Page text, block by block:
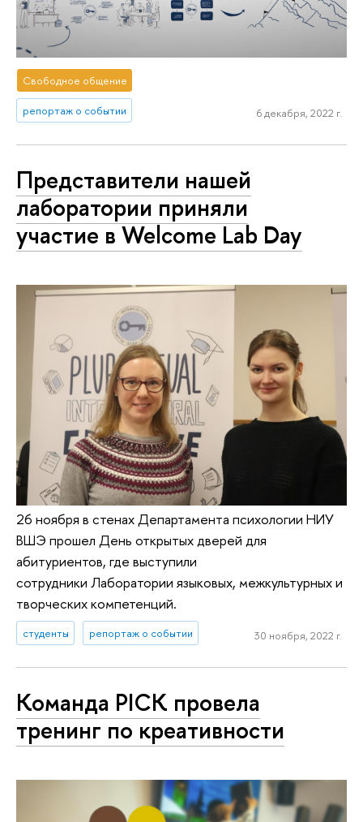
Свободное общение
репортаж о событии 6 декабря, 2022 г.
Представители нашей
лаборатории приняли
участие в Welcome Lab Day
26 ноября в стенах Департамента психологии НИУ
ВШЭ прошел День открытых дверей для
абитуриентов, где выступили
сотрудники Лаборатории языковых, межкультурных и
творческих компетенций.
студенты репортаж о событии 30 ноября, 2022 г.
Команда PICK провела
тренинг по креативности